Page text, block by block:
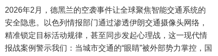
2026年2月，德黑兰的空袭事件让全球聚焦智能交通系统的
安全隐患。以色列情报部门通过渗透伊朗交通摄像头网络，
精准锁定目标活动规律，甚至同步发起心理战，这一现代情
报战案例警示我们：当城市交通的“眼睛”被外部势力掌控，国